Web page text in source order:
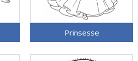
Prinsesse